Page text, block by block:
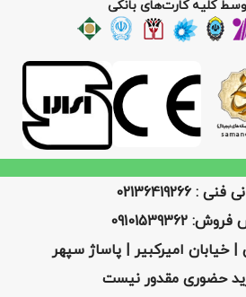
کلیه کارت‌های بانکی
: 02136419266
09101539362
خیابان امیرکبیر | پاساژ سپهر
حضوری مقدور نیست